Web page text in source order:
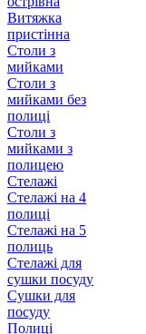
Витяжка
пристінна
Столи з
мийками
Столи з
мийками без
полиці
Столи з
мийками з
полицею
Стелажі
Стелажі на 4
полиці
Стелажі на 5
полиць
Стелажі для
сушки посуду
Сушки для
посуду
Полиці